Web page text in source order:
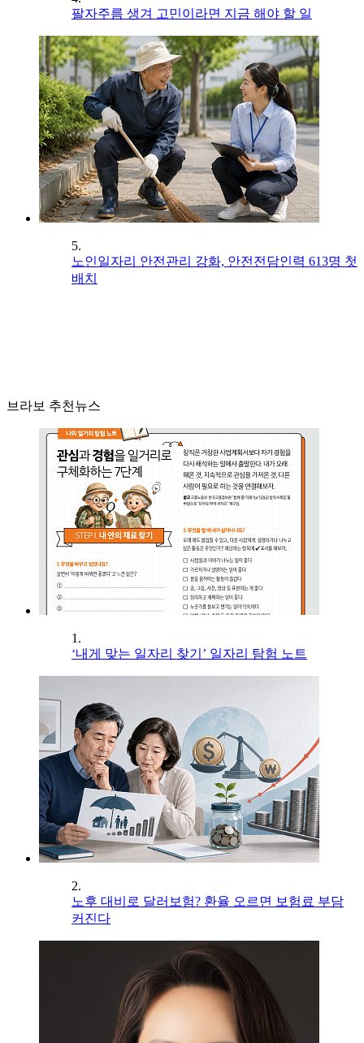
팔자주름 생겨 고민이라면 지금 해야 할 일
5.
노인일자리 안전관리 강화, 안전전담인력 613명 첫
배치
브라보 추천뉴스
1.
‘내게 맞는 일자리 찾기’ 일자리 탐험 노트
2.
노후 대비로 달러보험? 환율 오르면 보험료 부담
커진다